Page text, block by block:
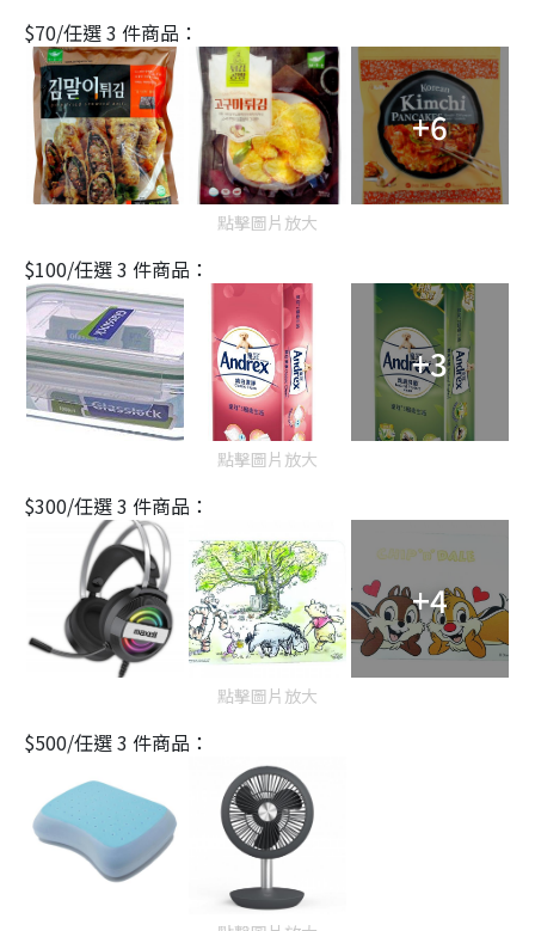
$70/任選 3 件商品：
+6
點擊圖片放大
$100/任選 3 件商品：
+3
點擊圖片放大
$300/任選 3 件商品：
+4
點擊圖片放大
$500/任選 3 件商品：